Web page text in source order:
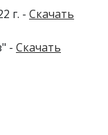
г. - Скачать
- Скачать